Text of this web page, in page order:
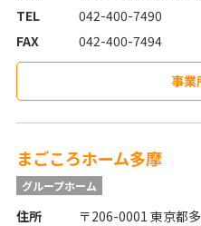
TEL
042-400-7490
FAX
042-400-7494
事業
まごころホーム多摩
グループホーム
住所
〒206-0001 東京都